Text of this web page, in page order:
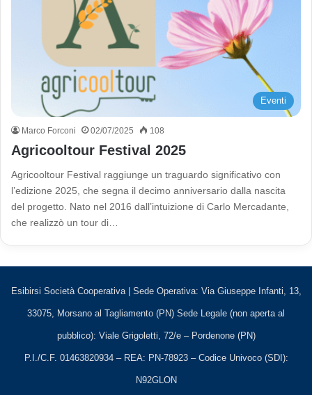
Eventi
Marco Forconi 02/07/2025 108
Agricooltour Festival 2025
Agricooltour Festival raggiunge un traguardo significativo con
l’edizione 2025, che segna il decimo anniversario dalla nascita
del progetto. Nato nel 2016 dall’intuizione di Carlo Mercadante,
che realizzò un tour di…
Esibirsi Società Cooperativa | Sede Operativa: Via Giuseppe Infanti, 13,
33075, Morsano al Tagliamento (PN) Sede Legale (non aperta al
pubblico): Viale Grigoletti, 72/e – Pordenone (PN)
P.I./C.F. 01463820934 – REA: PN-78923 – Codice Univoco (SDI):
N92GLON